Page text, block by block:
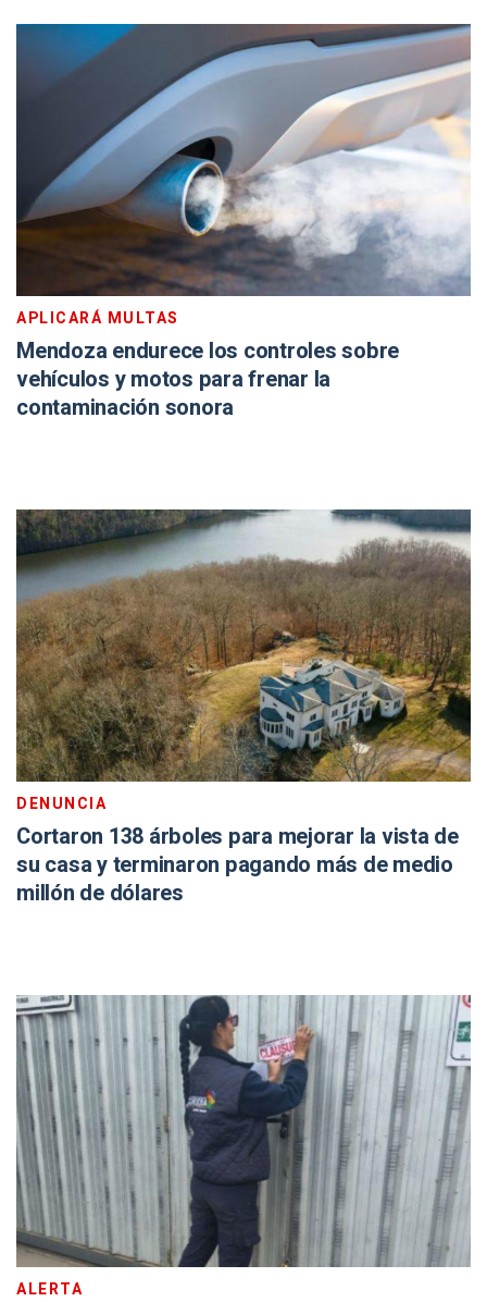
APLICARÁ MULTAS
Mendoza endurece los controles sobre
vehículos y motos para frenar la
contaminación sonora
DENUNCIA
Cortaron 138 árboles para mejorar la vista de
su casa y terminaron pagando más de medio
millón de dólares
ALERTA